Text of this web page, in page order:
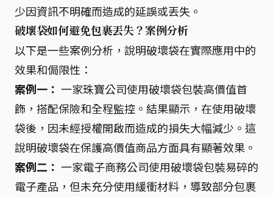
少因資訊不明確而造成的延誤或丟失。
破壞袋如何避免包裹丟失？案例分析
以下是一些案例分析，說明破壞袋在實際應用中的
效果和侷限性：
案例一： 一家珠寶公司使用破壞袋包裝高價值首
飾，搭配保險和全程監控。結果顯示，在使用破壞
袋後，因未經授權開啟而造成的損失大幅減少。這
說明破壞袋在保護高價值商品方面具有顯著效果。
案例二： 一家電子商務公司使用破壞袋包裝易碎的
電子產品，但未充分使用緩衝材料，導致部分包裹